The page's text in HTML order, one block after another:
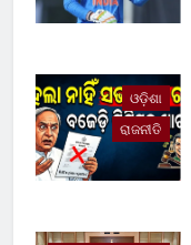
ଓଡ଼ିଶା
ରାଜନୀତି